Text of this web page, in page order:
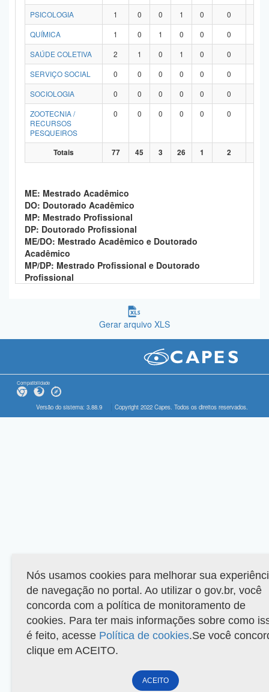
PSICOLOGIA 1 0 0 1 0 0
QUÍMICA
1 0 1 0 0 0
SAÚDE COLETIVA
2 1 0 1 0 0
SERVIÇO SOCIAL
0 0 0 0 0 0
SOCIOLOGIA
0 0 0 0 0 0
ZOOTECNIA /
RECURSOS
PESQUEIROS
0 0 0 0 0 0
Totais 77 45 3 26 1 2
ME: Mestrado Acadêmico
DO: Doutorado Acadêmico
MP: Mestrado Profissional
DP: Doutorado Profissional
ME/DO: Mestrado Acadêmico e Doutorado
Acadêmico
MP/DP: Mestrado Profissional e Doutorado
Profissional
Gerar arquivo XLS
Compatibilidade
Versão do sistema: 3.88.9 Copyright 2022 Capes. Todos os direitos reservados.
Nós usamos cookies para melhorar sua
de navegação no portal. Ao utilizar o gov.br, você
concorda com a política de monitoramento de
cookies. Para ter mais informações sobre como
é feito, acesse Política de cookies.Se você
clique em ACEITO.
ACEITO